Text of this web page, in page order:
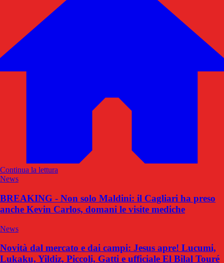
Continua la lettura
News
BREAKING - Non solo Maldini: il Cagliari ha preso
anche Kevin Carlos, domani le visite mediche
News
Novità dal mercato e dai campi: Jesus apre! Lucumi,
Lukaku, Yildiz, Piccoli, Gatti e ufficiale El Bilal Touré